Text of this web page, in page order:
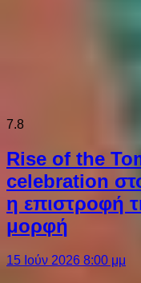
7.8
Rise of the
celebration
η επιστροφή
μορφή
15 Ιούν 2026 8:00 μμ